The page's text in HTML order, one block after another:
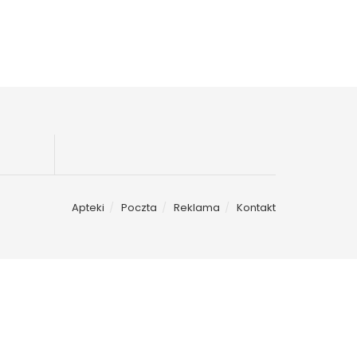
Apteki Poczta Reklama Kontakt